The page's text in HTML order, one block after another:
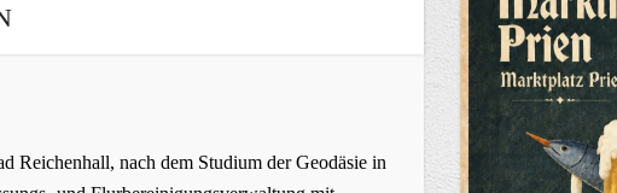
Reichenhall, nach dem Studium der Geodäsie in